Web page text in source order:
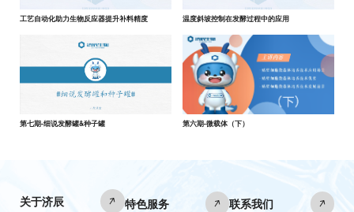
工艺自动化助力生物反应器提升补料精度 温度斜坡控制在发酵过程中的应用
第七期-细说发酵罐&种子罐 第六期-微载体（下）
关于济辰 特色服务
联系我们